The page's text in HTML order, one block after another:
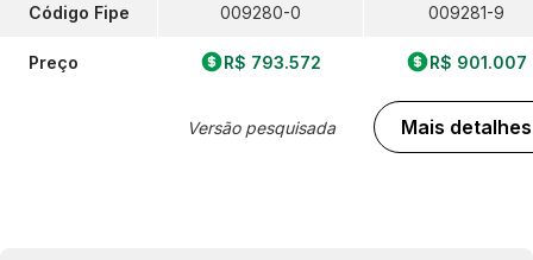
Código Fipe
Preço
009280-0
R$ 793.572
Versão pesquisada
009281-9
R$ 901.007
Mais detalhes